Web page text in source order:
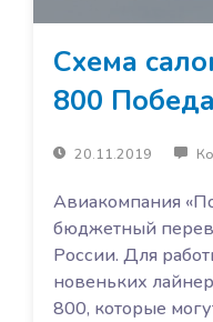
Схема
800
20.11.2019
Авиакомпания
бюджетный
России. Для
новеньких
800, которые